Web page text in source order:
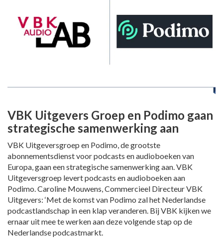
VBK Uitgevers Groep en Podimo gaan
strategische samenwerking aan
VBK Uitgeversgroep en Podimo, de grootste
abonnementsdienst voor podcasts en audioboeken van
Europa, gaan een strategische samenwerking aan. VBK
Uitgeversgroep levert podcasts en audioboeken aan
Podimo. Caroline Mouwens, Commercieel Directeur VBK
Uitgevers: ‘Met de komst van Podimo zal het Nederlandse
podcastlandschap in een klap veranderen. Bij VBK kijken we
ernaar uit mee te werken aan deze volgende stap op de
Nederlandse podcastmarkt.